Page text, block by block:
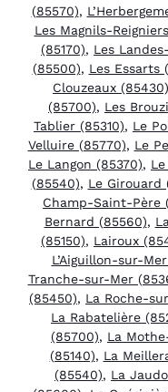
(85570),
Les Magnils-
(85170), Les
(85500), Les Essarts
Clouzeaux (85430)
(85700), Les
Tablier (85310), Le
Velluire (85770), Le
Le Langon (85370),
(85540), Le Girouard
Champ-Saint-Père
Bernard (85560),
(85150), Lairoux
L’Aiguillon-sur-
Tranche-sur-Mer
(85450), La Roche-
La Rabatelière
(85700), La
(85140), La
(85540), La